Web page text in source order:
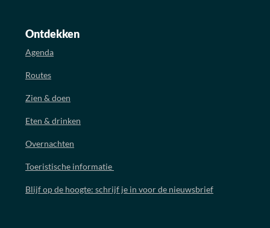
Ontdekken
Agenda
Routes
Zien & doen
Eten & drinken
Overnachten
Toeristische informatie
Blijf op de hoogte: schrijf je in voor de nieuwsbrief